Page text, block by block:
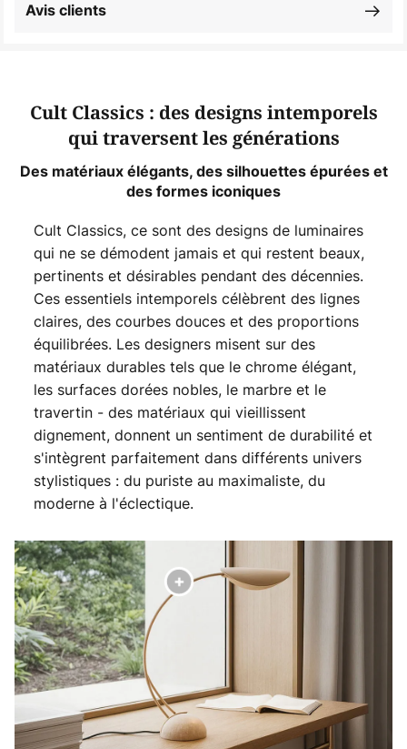
Avis clients
Cult Classics : des designs intemporels
qui traversent les générations
Des matériaux élégants, des silhouettes épurées et
des formes iconiques
Cult Classics, ce sont des designs de luminaires
qui ne se démodent jamais et qui restent beaux,
pertinents et désirables pendant des décennies.
Ces essentiels intemporels célèbrent des lignes
claires, des courbes douces et des proportions
équilibrées. Les designers misent sur des
matériaux durables tels que le chrome élégant,
les surfaces dorées nobles, le marbre et le
travertin - des matériaux qui vieillissent
dignement, donnent un sentiment de durabilité et
s'intègrent parfaitement dans différents univers
stylistiques : du puriste au maximaliste, du
moderne à l'éclectique.